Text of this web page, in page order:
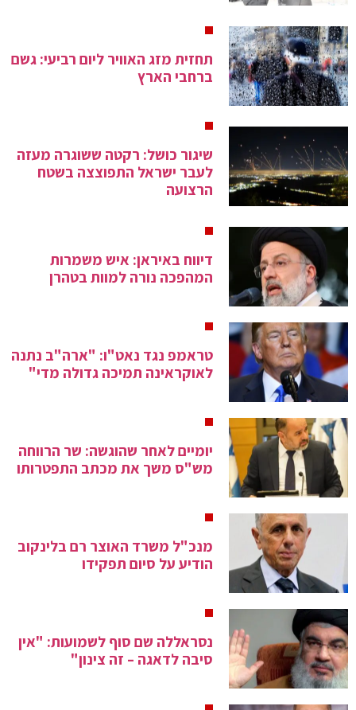
תחזית מזג האוויר ליום רביעי: גשם
ברחבי הארץ
שיגור כושל: רקטה ששוגרה מעזה
לעבר ישראל התפוצצה בשטח
הרצועה
דיווח באיראן: איש משמרות
המהפכה נורה למוות בטהרן
טראמפ נגד נאט"ו: "ארה"ב נתנה
לאוקראינה תמיכה גדולה מדי"
יומיים לאחר שהוגשה: שר הרווחה
מש"ס משך את מכתב התפטרותו
מנכ"ל משרד האוצר רם בלינקוב
הודיע על סיום תפקידו
נסראללה שם סוף לשמועות: "אין
סיבה לדאגה – זה צינון"